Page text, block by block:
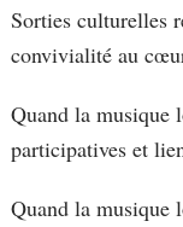
Sorties culturelles
convivialité au
Quand la musique
participatives et
Quand la musique